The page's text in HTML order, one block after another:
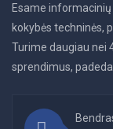
Esame
kokybės techninės,
Turime daugiau nei
sprendimus,